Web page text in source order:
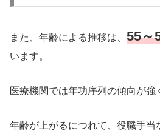
また、年齢による推移は、 55～
います。
医療機関では年功序列の傾向が強
年齢が上がるにつれて、役職手当